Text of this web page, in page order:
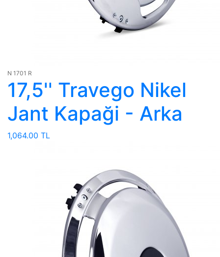
N 1701 R
17,5'' Travego Nikel
Jant Kapaği - Arka
1,064.00 TL